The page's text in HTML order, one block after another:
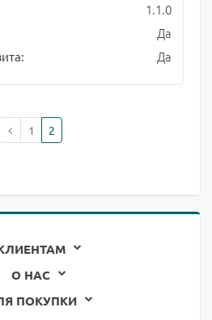
1.1.0
Да
Да
1 2
О НАС
ПОКУПКИ